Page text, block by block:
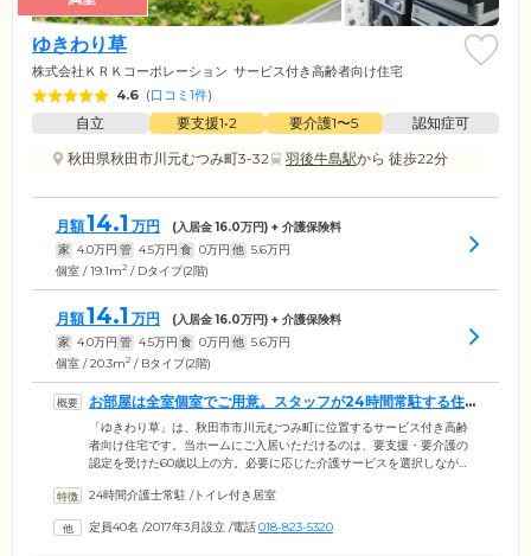
ゆきわり草
株式会社ＫＲＫコーポレーション サービス付き高齢者向け住宅
4.6 (口コミ1件)
自立 要支援1•2 要介護1〜5
認知症可
秋田県秋田市川元むつみ町3-32
羽後牛島駅から 徒歩22分
月額14.1 万円 (入居金16.0万円) + 介護保険料
家 4.0万円 管 4.5万円 食 0万円 他 5.6万円
個室 / 19.1m2 / Dタイプ(2階)
月額14.1 万円 (入居金16.0万円) + 介護保険料
家 4.0万円 管 4.5万円 食 0万円 他 5.6万円
個室 / 20.3m2 / Bタイプ(2階)
お部屋は全室個室でご用意。スタッフが24時間常駐する住
まいです
「ゆきわり草」は、秋田市市川元むつみ町に位置するサービス付き高齢
者向け住宅です。当ホームにご入居いただけるのは、要支援・要介護の
認定を受けた60歳以上の方。必要に応じた介護サービスを選択しなが
室は、全40室。プライバシーに配慮した個室をご用意いたしました。各
ひとつでスタッフが駆けつけて対応いたします。スタッフは24時間常駐
24時間介護士常駐 /トイレ付き居室
定員40名 /2017年3月設立 /電話018-823-5320